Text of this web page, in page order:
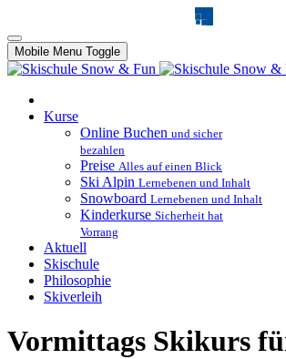
Mobile Menu Toggle
Kurse
Online Buchen und sicher
bezahlen
Preise Alles auf einen Blick
Ski Alpin Lernebenen und Inhalt
Snowboard Lernebenen und Inhalt
Kinderkurse Sicherheit hat
Vorrang
Aktuell
Skischule
Philosophie
Skiverleih
Vormittags Skikurs